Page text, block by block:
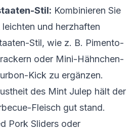
Stil: Kombinieren Sie
und herzhaften
Stil, wie z. B. Pimento-
oder Mini-Hähnchen-
Kick zu ergänzen.
des Mint Julep hält der
Fleisch gut stand.
Pork Sliders oder